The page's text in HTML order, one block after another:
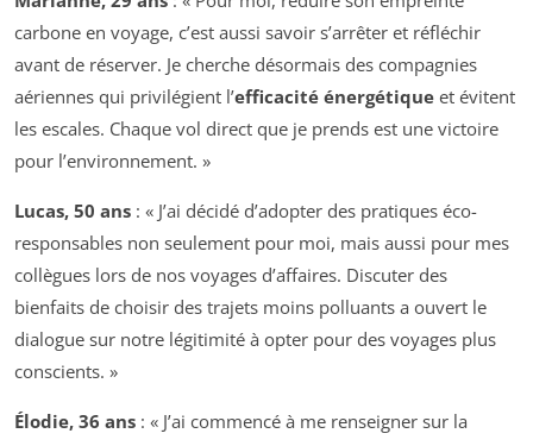
carbone en voyage, c’est aussi savoir s’arrêter et réfléchir
avant de réserver. Je cherche désormais des compagnies
aériennes qui privilégient l’efficacité énergétique et évitent
les escales. Chaque vol direct que je prends est une victoire
pour l’environnement. »
Lucas, 50 ans : « J’ai décidé d’adopter des pratiques éco-
responsables non seulement pour moi, mais aussi pour mes
collègues lors de nos voyages d’affaires. Discuter des
bienfaits de choisir des trajets moins polluants a ouvert le
dialogue sur notre légitimité à opter pour des voyages plus
conscients. »
Élodie, 36 ans : « J’ai commencé à me renseigner sur la